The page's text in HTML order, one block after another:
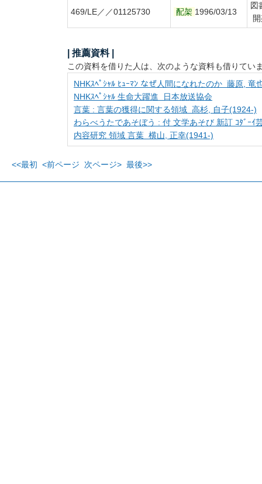
469/LE／／01125730 配架 1996/03/13
図
| 推薦資料 |
この資料を借りた人は、次のような資料も借りてい
NHKｽﾍﾟｼｬﾙ ﾋｭｰﾏﾝ なぜ人間になれたのか 藤原, 竜
NHKｽﾍﾟｼｬﾙ 生命大躍進 日本放送協会
言葉 : 言葉の獲得に関する領域 高杉, 自子(1924-)
わらべうたであそぼう : 付 文学あそび 新訂 ｺﾀﾞｰｲ
内容研究 領域 言葉 横山, 正幸(1941-)
<<最初 <前ページ 次ページ> 最後>>